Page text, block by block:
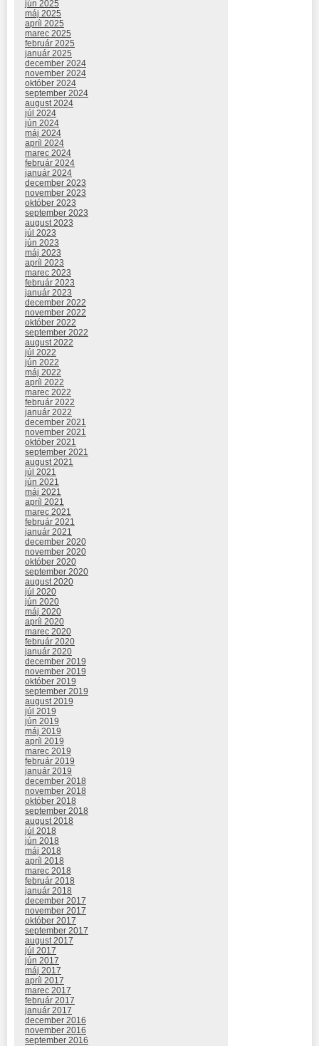
jún 2025
máj 2025
apríl 2025
marec 2025
február 2025
január 2025
december 2024
november 2024
október 2024
september 2024
august 2024
júl 2024
jún 2024
máj 2024
apríl 2024
marec 2024
február 2024
január 2024
december 2023
november 2023
október 2023
september 2023
august 2023
júl 2023
jún 2023
máj 2023
apríl 2023
marec 2023
február 2023
január 2023
december 2022
november 2022
október 2022
september 2022
august 2022
júl 2022
jún 2022
máj 2022
apríl 2022
marec 2022
február 2022
január 2022
december 2021
november 2021
október 2021
september 2021
august 2021
júl 2021
jún 2021
máj 2021
apríl 2021
marec 2021
február 2021
január 2021
december 2020
november 2020
október 2020
september 2020
august 2020
júl 2020
jún 2020
máj 2020
apríl 2020
marec 2020
február 2020
január 2020
december 2019
november 2019
október 2019
september 2019
august 2019
júl 2019
jún 2019
máj 2019
apríl 2019
marec 2019
február 2019
január 2019
december 2018
november 2018
október 2018
september 2018
august 2018
júl 2018
jún 2018
máj 2018
apríl 2018
marec 2018
február 2018
január 2018
december 2017
november 2017
október 2017
september 2017
august 2017
júl 2017
jún 2017
máj 2017
apríl 2017
marec 2017
február 2017
január 2017
december 2016
november 2016
september 2016